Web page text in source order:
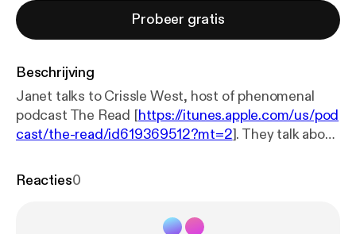
Probeer gratis
Beschrijving
Janet talks to Crissle West, host of phenomenal
podcast The Read [https://itunes.apple.com/us/pod
cast/the-read/id619369512?mt=2]. They talk about
podcasts. Learn more about your ad choices. Visit
Reacties0